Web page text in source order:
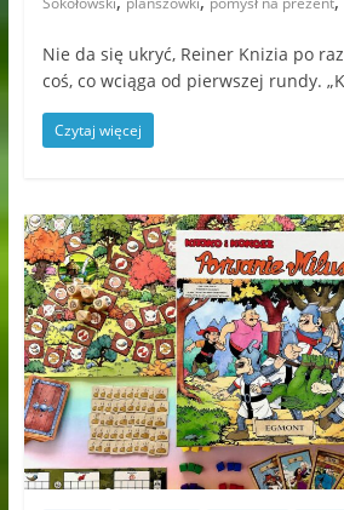
Nie da się ukryć, Reiner Knizia po
coś, co wciąga od pierwszej rundy.
Czytaj więcej